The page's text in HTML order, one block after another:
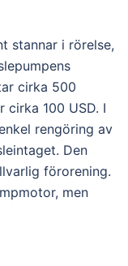
stannar i rörelse,
cirka 500
cirka 100 USD. I
rengöring av
Den
förorening.
men